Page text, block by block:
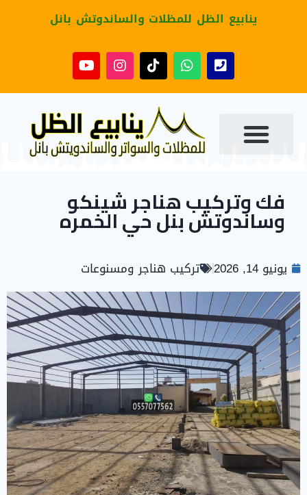
ينابيع الظل للمظلات والساندوتش بانل
فك وتركيب هناجر شينكو
وساندوتش بنل حي الخمره
يونيو 14, 2026 تركيب هناجر ومسنوعات